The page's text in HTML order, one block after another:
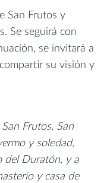
San Frutos y
Se seguirá con
se invitará a
su visión y
Frutos, San
y soledad,
del Duratón, y a
y casa de